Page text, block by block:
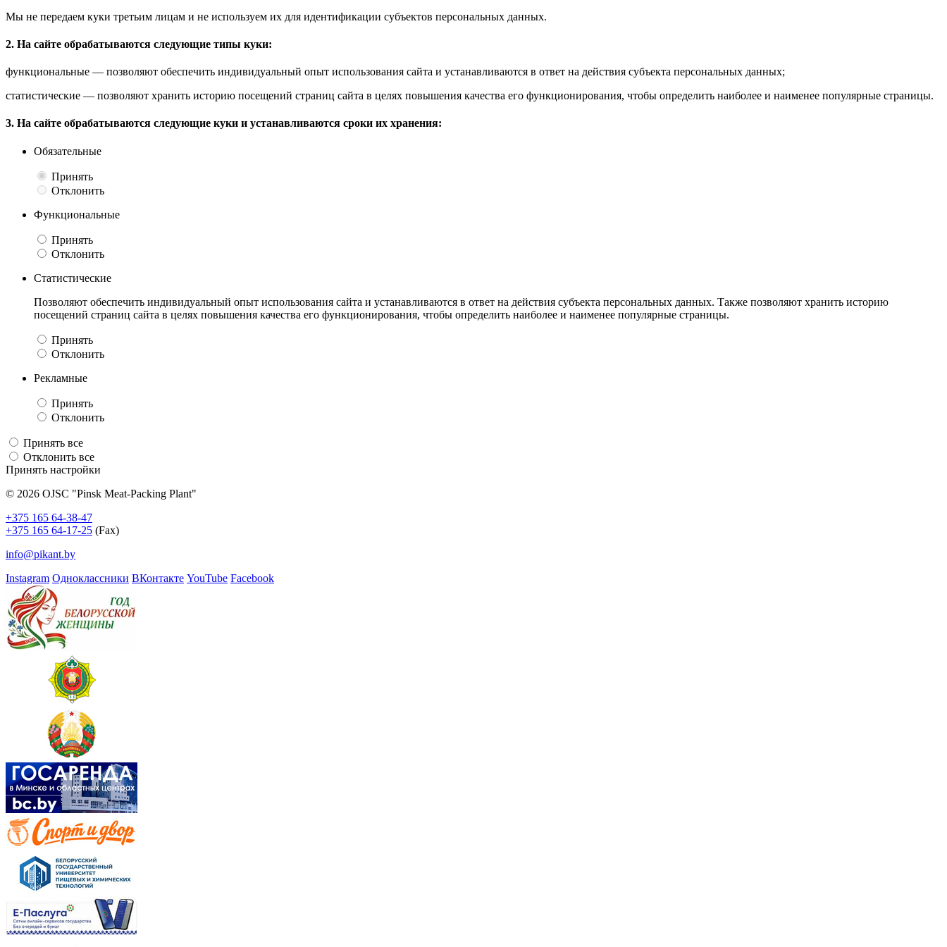
Мы не передаем куки третьим лицам и не используем их для идентификации субъектов персональных данных.
2. На сайте обрабатываются следующие типы куки:
функциональные — позволяют обеспечить индивидуальный опыт использования сайта и устанавливаются в ответ на действия субъекта персональных данных;
статистические — позволяют хранить историю посещений страниц сайта в целях повышения качества его функционирования, чтобы определить наиболее и наименее популярные страницы.
3. На сайте обрабатываются следующие куки и устанавливаются сроки их хранения:
Обязательные
Принять
Отклонить
Функциональные
Принять
Отклонить
Статистические
Позволяют обеспечить индивидуальный опыт использования сайта и устанавливаются в ответ на действия субъекта персональных данных. Также позволяют хранить историю
посещений страниц сайта в целях повышения качества его функционирования, чтобы определить наиболее и наименее популярные страницы.
Принять
Отклонить
Рекламные
Принять
Отклонить
Принять все
Отклонить все
Принять настройки
© 2026 OJSC "Pinsk Meat-Packing Plant"
+375 165 64-38-47
+375 165 64-17-25 (Fax)
info@pikant.by
Instagram Одноклассники ВКонтакте YouTube Facebook